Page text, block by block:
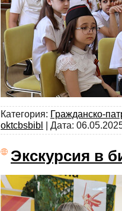
Категория: Гражданско-
oktcbsbibl | Дата:
Экскурсия в